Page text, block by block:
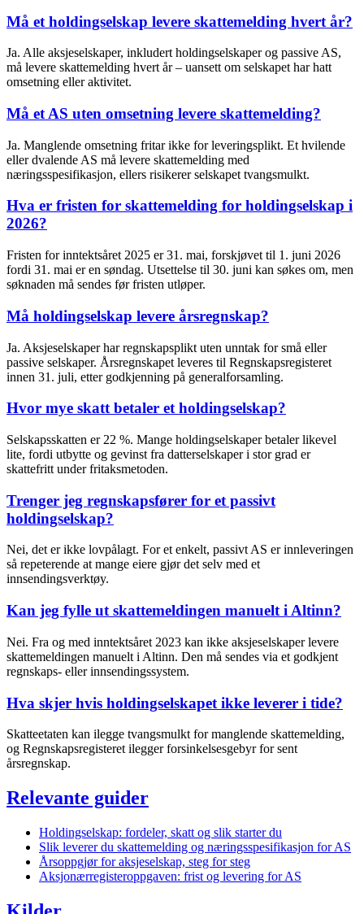
Må et holdingselskap levere skattemelding hvert år?
Ja. Alle aksjeselskaper, inkludert holdingselskaper og passive AS,
må levere skattemelding hvert år – uansett om selskapet har hatt
omsetning eller aktivitet.
Må et AS uten omsetning levere skattemelding?
Ja. Manglende omsetning fritar ikke for leveringsplikt. Et hvilende
eller dvalende AS må levere skattemelding med
næringsspesifikasjon, ellers risikerer selskapet tvangsmulkt.
Hva er fristen for skattemelding for holdingselskap i
2026?
Fristen for inntektsåret 2025 er 31. mai, forskjøvet til 1. juni 2026
fordi 31. mai er en søndag. Utsettelse til 30. juni kan søkes om, men
søknaden må sendes før fristen utløper.
Må holdingselskap levere årsregnskap?
Ja. Aksjeselskaper har regnskapsplikt uten unntak for små eller
passive selskaper. Årsregnskapet leveres til Regnskapsregisteret
innen 31. juli, etter godkjenning på generalforsamling.
Hvor mye skatt betaler et holdingselskap?
Selskapsskatten er 22 %. Mange holdingselskaper betaler likevel
lite, fordi utbytte og gevinst fra datterselskaper i stor grad er
skattefritt under fritaksmetoden.
Trenger jeg regnskapsfører for et passivt
holdingselskap?
Nei, det er ikke lovpålagt. For et enkelt, passivt AS er innleveringen
så repeterende at mange eiere gjør det selv med et
innsendingsverktøy.
Kan jeg fylle ut skattemeldingen manuelt i Altinn?
Nei. Fra og med inntektsåret 2023 kan ikke aksjeselskaper levere
skattemeldingen manuelt i Altinn. Den må sendes via et godkjent
regnskaps- eller innsendingssystem.
Hva skjer hvis holdingselskapet ikke leverer i tide?
Skatteetaten kan ilegge tvangsmulkt for manglende skattemelding,
og Regnskapsregisteret ilegger forsinkelsesgebyr for sent
årsregnskap.
Relevante guider
Holdingselskap: fordeler, skatt og slik starter du
Slik leverer du skattemelding og næringsspesifikasjon for AS
Årsoppgjør for aksjeselskap, steg for steg
Aksjonærregisteroppgaven: frist og levering for AS